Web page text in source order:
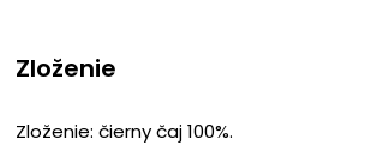
Zloženie
Zloženie: čierny čaj 100%.